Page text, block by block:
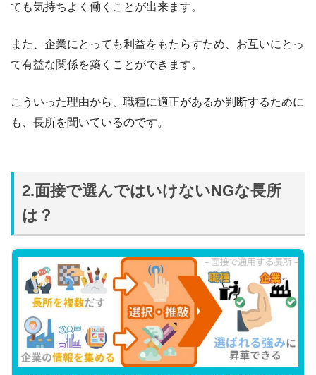
ても気持ちよく働くことが出来ます。
また、企業にとっても利益をもたらすため、お互いにとっ
て有益な関係を築くことができます。
こういった理由から、職種に適正があるか判断するために
も、長所を聞いているのです。
2.面接で選んではいけないNGな長所
は？